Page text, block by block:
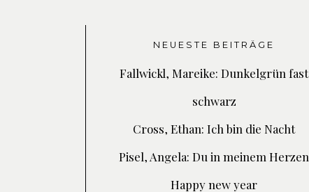
NEUESTE BEITRÄGE
Fallwickl, Mareike: Dunkelgrün fast
schwarz
Cross, Ethan: Ich bin die Nacht
Pisel, Angela: Du in meinem Herzen
Happy new year